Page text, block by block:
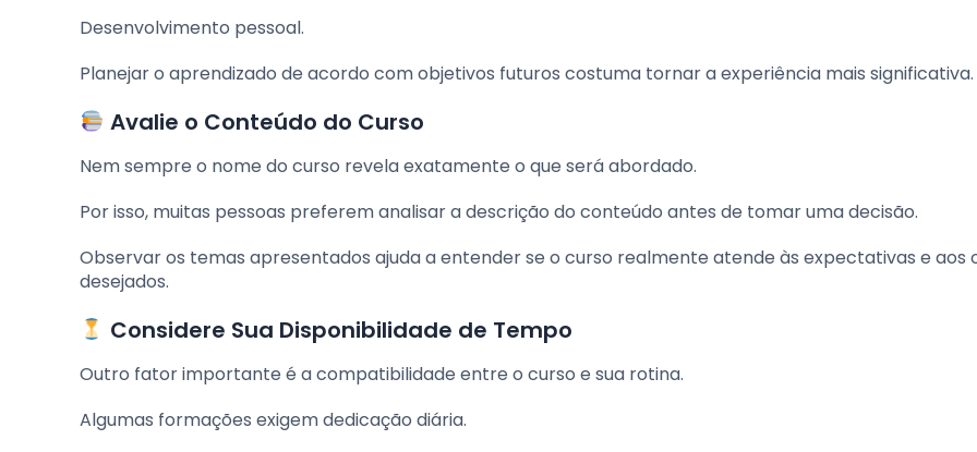
Desenvolvimento pessoal.
Planejar o aprendizado de acordo com objetivos futuros costuma tornar a experiência mais significativa.
Avalie o Conteúdo do Curso
Nem sempre o nome do curso revela exatamente o que será abordado.
Por isso, muitas pessoas preferem analisar a descrição do conteúdo antes de tomar uma decisão.
Observar os temas apresentados ajuda a entender se o curso realmente atende às expectativas e aos
desejados.
Considere Sua Disponibilidade de Tempo
Outro fator importante é a compatibilidade entre o curso e sua rotina.
Algumas formações exigem dedicação diária.